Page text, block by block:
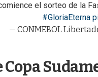
el sorteo de la
#GloriaEterna
— CONMEBOL
Copa